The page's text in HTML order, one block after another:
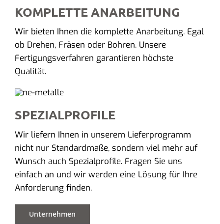
KOMPLETTE ANARBEITUNG
Wir bieten Ihnen die komplette Anarbeitung. Egal
ob Drehen, Fräsen oder Bohren. Unsere
Fertigungsverfahren garantieren höchste
Qualität.
SPEZIALPROFILE
Wir liefern Ihnen in unserem Lieferprogramm
nicht nur Standardmaße, sondern viel mehr auf
Wunsch auch Spezialprofile. Fragen Sie uns
einfach an und wir werden eine Lösung für Ihre
Anforderung finden.
Unternehmen